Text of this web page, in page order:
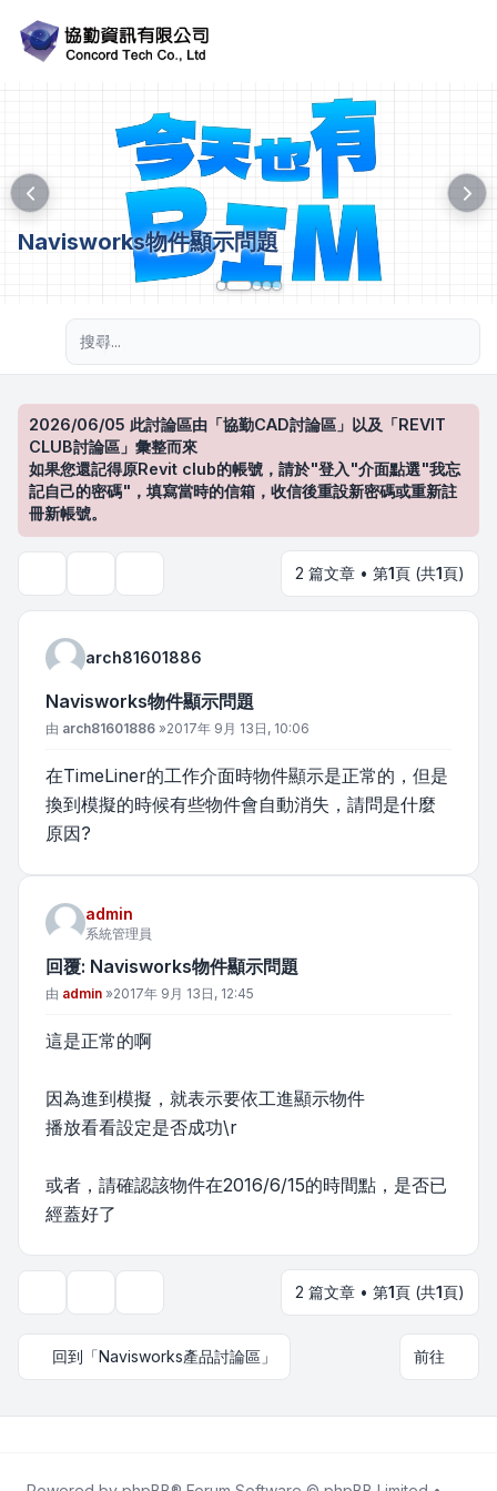
Navisworks物件顯示問題
2026/06/05 此討論區由「協勤CAD討論區」以及「REVIT
CLUB討論區」彙整而來
如果您還記得原Revit club的帳號，請於"登入"介面點選"我忘
記自己的密碼"，填寫當時的信箱，收信後重設新密碼或重新註
冊新帳號。
2 篇文章 • 第1頁 (共1頁)
arch81601886
Navisworks物件顯示問題
文章
由 arch81601886 »2017年 9月 13日, 10:06
在TimeLiner的工作介面時物件顯示是正常的，但是
換到模擬的時候有些物件會自動消失，請問是什麼
原因?
admin
系統管理員
回覆: Navisworks物件顯示問題
文章
由 admin »2017年 9月 13日, 12:45
這是正常的啊
因為進到模擬，就表示要依工進顯示物件
播放看看設定是否成功\r
或者，請確認該物件在2016/6/15的時間點，是否已
經蓋好了
2 篇文章 • 第1頁 (共1頁)
回到「Navisworks產品討論區」 前往